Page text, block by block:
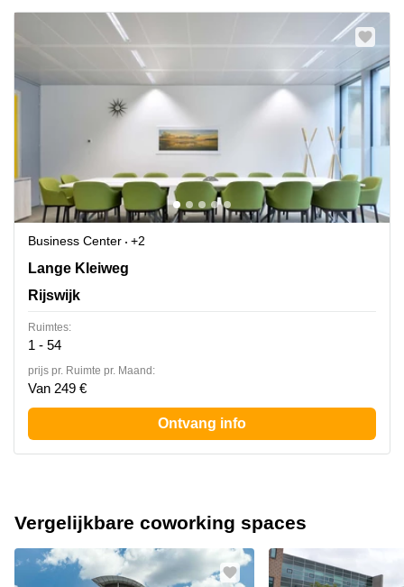
Business Center
+2
Lange Kleiweg 40, Rijswijk
Lange Kleiweg
Rijswijk
Ruimtes:
1 - 54
prijs pr. Ruimte pr. Maand:
Van 249 €
Ontvang info
Vergelijkbare coworking spaces